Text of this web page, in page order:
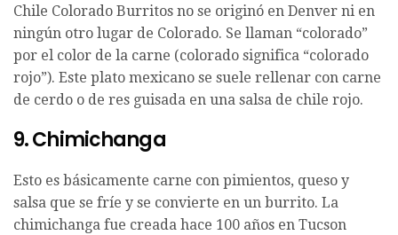
Chile Colorado Burritos no se originó en Denver ni en
ningún otro lugar de Colorado. Se llaman “colorado”
por el color de la carne (colorado significa “colorado
rojo”). Este plato mexicano se suele rellenar con carne
de cerdo o de res guisada en una salsa de chile rojo.
9. Chimichanga
Esto es básicamente carne con pimientos, queso y
salsa que se fríe y se convierte en un burrito. La
chimichanga fue creada hace 100 años en Tucson